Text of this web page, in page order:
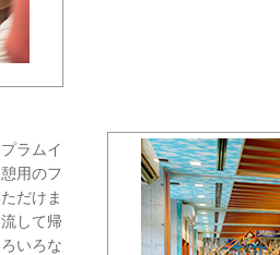
ラムイ
用のフ
だけま
して帰
いろな